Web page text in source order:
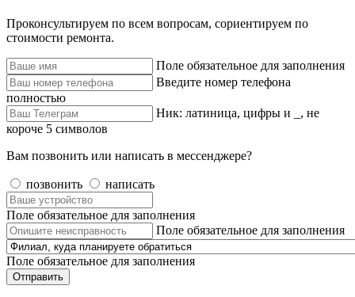
Проконсультируем по всем вопросам, сориентируем по
стоимости ремонта.
Поле обязательное для заполнения
Введите номер телефона
полностью
Ник: латиница, цифры и _, не
короче 5 символов
Вам позвонить или написать в мессенджере?
позвонить написать
Поле обязательное для заполнения
Поле обязательное для заполнения
Поле обязательное для заполнения
Отправить